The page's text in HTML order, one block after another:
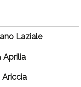
Laziale
Aprilia
Ariccia